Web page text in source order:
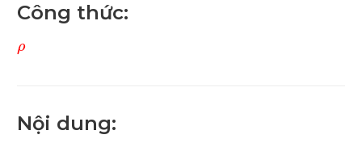
Công thức:
Nội dung: